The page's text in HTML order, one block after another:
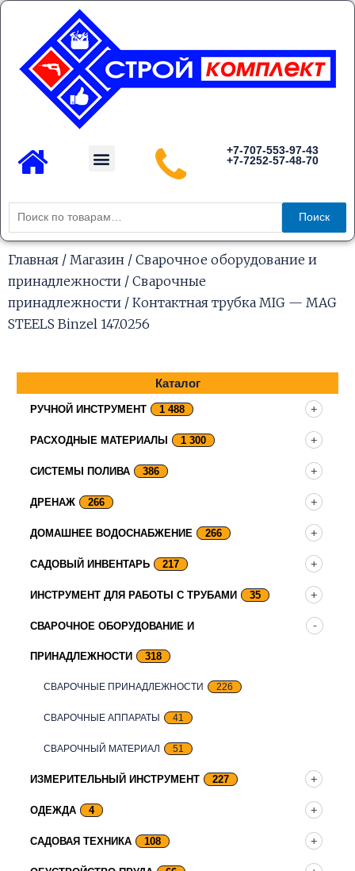
Перейти
содержимому
Menu
+7-707-553-97-43
+7-7252-57-48-70
Искать:
Поиск
Главная / Магазин / Сварочное оборудование и
принадлежности / Сварочные
принадлежности / Контактная трубка MIG — MAG
STEELS Binzel 147.0256
Каталог
РУЧНОЙ ИНСТРУМЕНТ 1 488
РАСХОДНЫЕ МАТЕРИАЛЫ 1 300
СИСТЕМЫ ПОЛИВА 386
ДРЕНАЖ 266
ДОМАШНЕЕ ВОДОСНАБЖЕНИЕ 266
САДОВЫЙ ИНВЕНТАРЬ 217
ИНСТРУМЕНТ ДЛЯ РАБОТЫ С ТРУБАМИ 35
СВАРОЧНОЕ ОБОРУДОВАНИЕ И
ПРИНАДЛЕЖНОСТИ 318
СВАРОЧНЫЕ ПРИНАДЛЕЖНОСТИ 226
СВАРОЧНЫЕ АППАРАТЫ 41
СВАРОЧНЫЙ МАТЕРИАЛ 51
ИЗМЕРИТЕЛЬНЫЙ ИНСТРУМЕНТ 227
ОДЕЖДА 4
САДОВАЯ ТЕХНИКА 108